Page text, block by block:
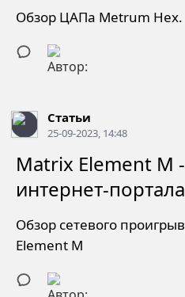
Обзор ЦАПа Metrum Hex.
Статьи
25-09-2023, 14:48
Matrix Element M
интернет-
Обзор сетевого
Element M